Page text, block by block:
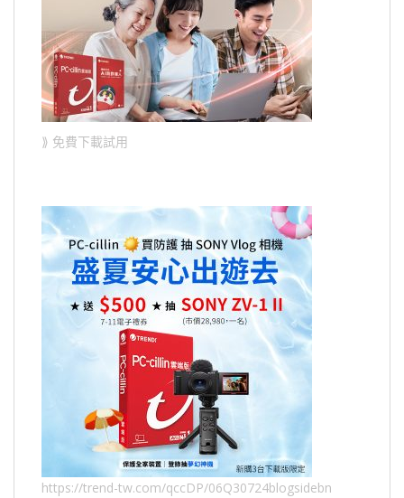
⟫ 免費下載試用
https://trend-tw.com/qccDP/06Q30724blogsidebn